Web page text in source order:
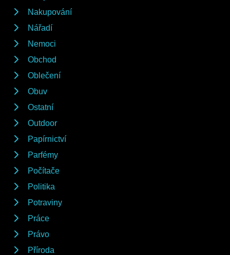
Nakupování
Nářadí
Nemoci
Obchod
Oblečení
Obuv
Ostatní
Outdoor
Papírnictví
Parfémy
Počítače
Politika
Potraviny
Práce
Právo
Příroda